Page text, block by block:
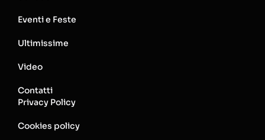
Eventi e Feste
Ultimissime
Video
Contatti
Privacy Policy
Cookies policy